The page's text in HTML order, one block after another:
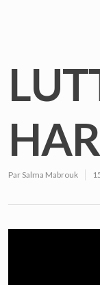
Par Salma Mabrouk